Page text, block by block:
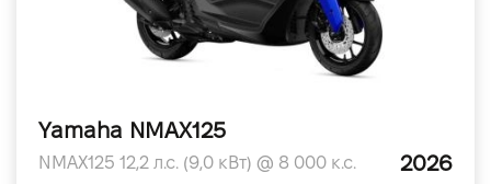
Yamaha NMAX125
NMAX125 12,2 л.с. (9,0 кВт) @ 8 000 к.с. 2026